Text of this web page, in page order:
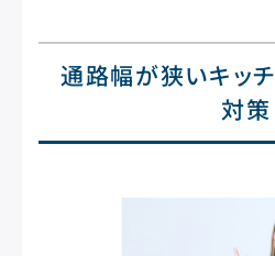
通路幅が狭いキッ
対策